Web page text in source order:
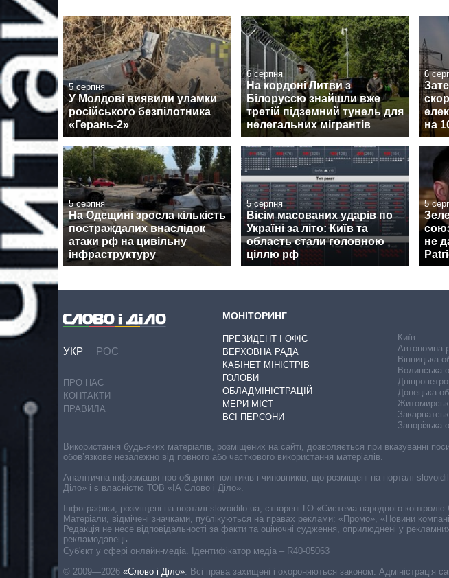
5 серпня
У Молдові виявили уламки
російського безпілотника
«Герань-2»
6 серпня
На кордоні Литви з
Білоруссю знайшли вже
третій підземний тунель для
нелегальних мігрантів
6
на
5 серпня
На Одещині зросла кількість
постраждалих внаслідок
атаки рф на цивільну
інфраструктуру
5 серпня
Вісім масованих ударів по
Україні за літо: Київ та
область стали головною
ціллю рф
5
не
УКР РОС
ПРО НАС
КОНТАКТИ
ПРАВИЛА
МОНІТОРИНГ
ПРЕЗИДЕНТ І ОФІС
ВЕРХОВНА РАДА
КАБІНЕТ МІНІСТРІВ
ГОЛОВИ
ОБЛАДМІНІСТРАЦІЙ
МЕРИ МІСТ
ВСІ ПЕРСОНИ
Київ
Автономна
Вінницька
Волинська
Донецька
Запорізька
Cуб'єкт у сфері онлайн-медіа. Ідентифікатор медіа – R40-05063
© 2009—2026 «Слово і Діло». Всі права захищені і охороняються законом. Адміністрація
Використання будь-яких матеріалів, розміщених на сайті, дозволяється при вказуванні
обов’язкове незалежно від повного або часткового використання матеріалів.
Аналітична інформація про обіцянки політиків і чиновників, що розміщені на порталі
Діло» і є власністю ТОВ «ІА Слово і Діло».
Інфографіки, розміщені на порталі slovoidilo.ua, створені ГО «Система народного
Матеріали, відмічені значками, публікуються на правах реклами: «Промо», «Новини
Редакція не несе відповідальності за факти та оціночні судження, оприлюднені у
рекламодавець.